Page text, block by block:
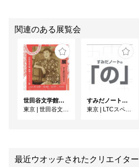
関連のある展覧会
世田谷文学館コレクション展 没後30年 宇野千代展
東京 | 世田谷文学館
すみだノート展2026 ~すみだノートの「の」～
東京 | LTCスペース
最近ウオッチされたクリエイター